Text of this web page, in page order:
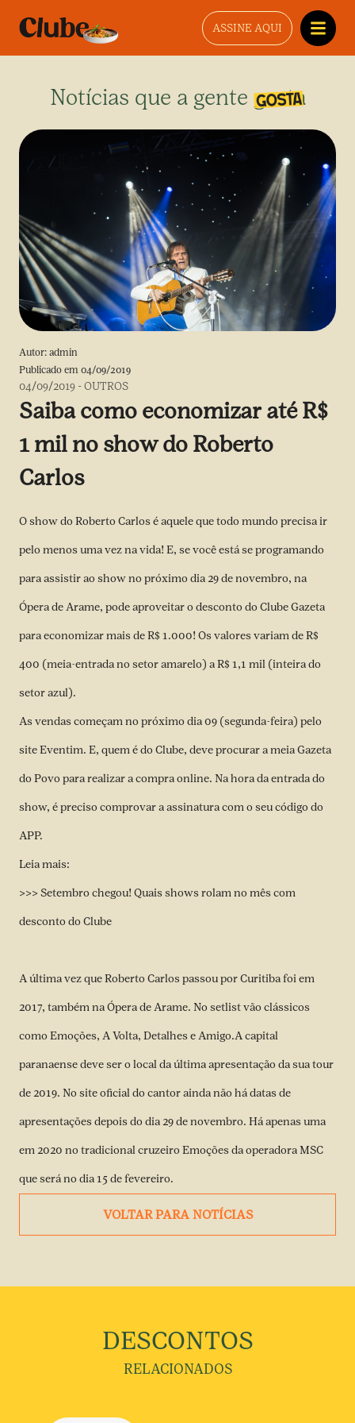
ASSINE AQUI
Notícias que a gente gosta
Autor: admin
Publicado em 04/09/2019
04/09/2019 -OUTROS
Saiba como economizar até R$
1 mil no show do Roberto
Carlos
O show do Roberto Carlos é aquele que todo mundo precisa ir
pelo menos uma vez na vida! E, se você está se programando
para assistir ao show no próximo dia 29 de novembro, na
Ópera de Arame, pode aproveitar o desconto do Clube Gazeta
para economizar mais de R$ 1.000! Os valores variam de R$
400 (meia-entrada no setor amarelo) a R$ 1,1 mil (inteira do
setor azul).
As vendas começam no próximo dia 09 (segunda-feira) pelo
siteEventim. E, quem é do Clube, deve procurar a meia Gazeta
do Povo para realizar a compra online. Na hora da entrada do
show, é preciso comprovar a assinatura com o seu código do
APP.
Leia mais:
>>> Setembro chegou! Quais shows rolam no mês com
desconto do Clube
A última vez que Roberto Carlos passou por Curitiba foi em
2017, também na Ópera de Arame. No setlist vão clássicos
como Emoções, A Volta, Detalhes e Amigo.A capital
paranaense deve ser o local da última apresentação da sua tour
de 2019. No site oficial do cantor ainda não há datas de
apresentações depois do dia 29 de novembro. Há apenas uma
em 2020 no tradicional cruzeiro Emoções da operadora MSC
que será no dia 15 de fevereiro.
VOLTAR PARA NOTÍCIAS
DESCONTOS
RELACIONADOS